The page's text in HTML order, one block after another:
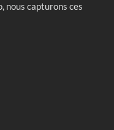
nous capturons ces